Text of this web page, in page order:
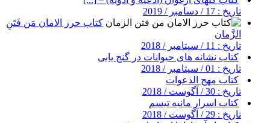
تاریخ : 17 / دسامبر / 2019
کتاب حرز الامان مَن فَتَنِ
الزَّمان
تاریخ : 11 / سپتامبر / 2018
کتاب نشانه های حیوانات در گنج یابی
تاریخ : 01 / سپتامبر / 2018
کتاب مهج الدعوات
تاریخ : 30 / آگوست / 2018
کتاب اسرار مانیه تیسم
تاریخ : 29 / آگوست / 2018